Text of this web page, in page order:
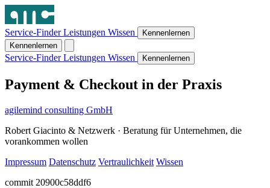
Service-FinderLeistungen Wissen
Kennenlernen
Kennenlernen
Service-FinderLeistungen Wissen Kennenlernen
Payment & Checkout in der Praxis
agilemind consulting GmbH
Robert Giacinto & Netzwerk · Beratung für Unternehmen, die
vorankommen wollen
Impressum Datenschutz Vertraulichkeit Wissen
commit 20900c58ddf6